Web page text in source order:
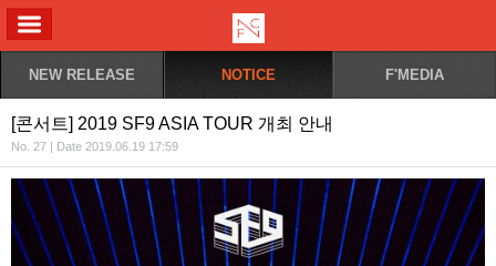
NEW RELEASE NOTICE F'MEDIA
[콘서트] 2019 SF9 ASIA TOUR 개최 안내
No. 27 | Date 2019.06.19 17:59